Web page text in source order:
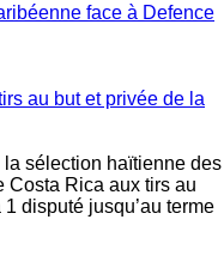
face à Defence
au but et privée de la
la sélection haïtienne des
Costa Rica aux tirs au
1 disputé jusqu’au terme